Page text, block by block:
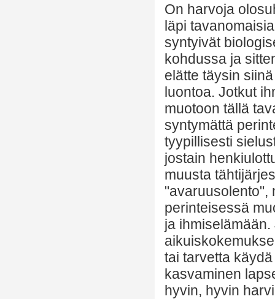
On harvoja
läpi
syntyivät
kohdussa ja
elätte täysin
luontoa. Jotkut
muotoon tällä
syntymättä
tyypillisesti
jostain
muusta
"avaruusolento",
perinteisessä
ja
tai tarvetta
kasvaminen
hyvin, hyvin